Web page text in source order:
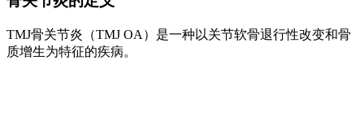
TMJ骨关节炎（TMJ OA）是一种以关节软骨退行性改变和骨
质增生为特征的疾病。